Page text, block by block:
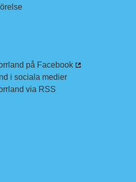
på Facebook
i sociala medier
via RSS